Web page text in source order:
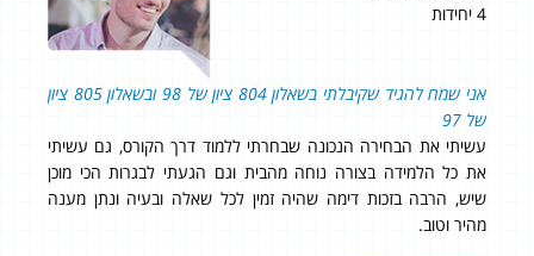
4 יחידות
אני שמח להגיד שקיבלתי בשאלון 804 ציון של 98 ובשאלון 805 ציון
של 97
עשיתי את הבחירה הנכונה שבחרתי ללמוד דרך הקורס, גם עשיתי
את כל הלמידה בצורה נוחה מהבית וגם הגעתי לבגרות הכי מוכן
שיש, הרבה בזכות דימה שהיה זמין לכל שאלה ובעיה ונתן מענה
מהיר וטוב.